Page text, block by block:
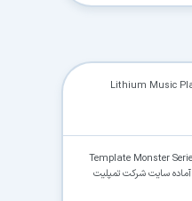
Lithium Music
Template Monster
سایت شرکت تمپلیت